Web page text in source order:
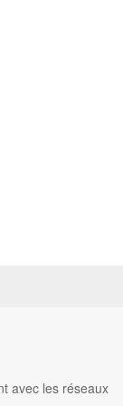
avec les réseaux